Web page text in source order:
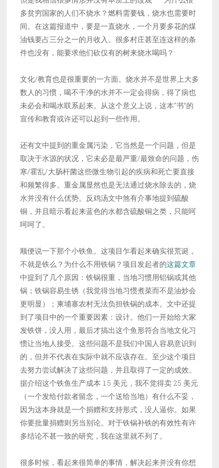
多贫穷国家的人们不烧水？燃料需要钱，烧水也需要时
间。在这篇报道中，要是一直烧水，一个月要多花的煤
油钱要占三分之一的月收入。很多村庄甚至连这样的条
件也没有，能要求他们砍仅有的树来烧水喝吗？
文化/教育也是很重要的一方面。烧水并不是世界上大多
数人的习惯，喝不干净的水并不一定会得病，得了病也
未必会和喝水联系起来。从这个意义上说，这本“书”的
宣传和教育或许还可以起到一些作用。
还有文中提到的重金属污染，它当然是一个问题，但是
取决于水源的状况，它未必是最严重/最致命的问题，伤
寒/霍乱/大肠杆菌这些微生物引起的疾病和死亡要直接
和频繁得多。重金属显然也是无法通过烧水除去的，烧
水并没有什么优势。反鸡汤文中煞有介事地提到硫酸
铜，并且暗示看起来蓝色的水都含硫酸铜之类，只能呵
呵呵了。
顺便说一下那个小铁鱼。这项目乍看起来确实很荒诞，
不就是铁么？为什么不用铁锅？项目发起者的这篇文章
中提到了几个原因：铁锅很重，当地习惯用铝锅或其他
锅；铁锅容易生锈（我觉得当地习惯煮菜而不是油炒会
更明显）；柬埔寨农村无法负担铁锅的成本。文中还提
到了项目中的一个重要因素：设计。他们一开始给大家
发铁饼，没人用，最后才搞出这个鱼形符合当地文化习
惯让当地人接受。这些问题不是我们中国人容易意识到
的，但并不代表在实际中就不应该存在。至少这个项目
去努力尝试解决了这些问题，并且取得了一定的成效。
据介绍这个铁鱼生产成本 1.5 美元，我不觉得卖 25 美元
（一个发给付款者留念，一个送给当地）有什么不妥，
因为这本身就是一个捐赠和支持形式，没人逼你。如果
你要批量捐赠则另当别论。对于铁锅补铁的有效性有许
多结论不甚一致的研究，我在这里就不列了。
很多时候，看起来很简单的事情，解决起来并没有你想